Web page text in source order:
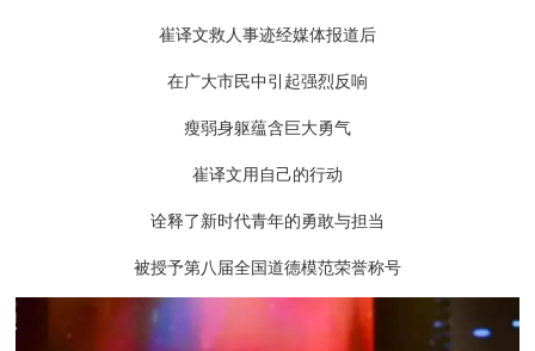
崔译文救人事迹经媒体报道后
在广大市民中引起强烈反响
瘦弱身躯蕴含巨大勇气‍
崔译文用自己的行动
诠释了新时代青年的勇敢与担当
被授予第八届全国道德模范荣誉称号